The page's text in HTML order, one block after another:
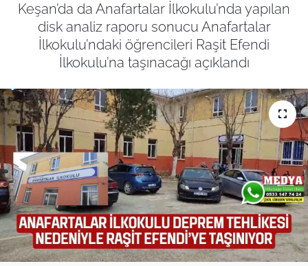
Keşan’da da Anafartalar İlkokulu’nda yapılan
disk analiz raporu sonucu Anafartalar
İlkokulu’ndaki öğrencileri Raşit Efendi
İlkokulu’na taşınacağı açıklandı
EKONOMİ
SAĞLIK
TARIM VE HAYVANCILIK
KÜLTÜR SANAT
RESMİ İLAN
SPOR
YAŞAM